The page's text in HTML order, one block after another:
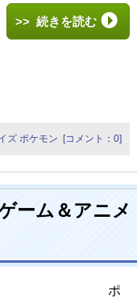
>> 続きを読む
ズ ポケモン [コメント：0]
ーム＆アニメ
ポ